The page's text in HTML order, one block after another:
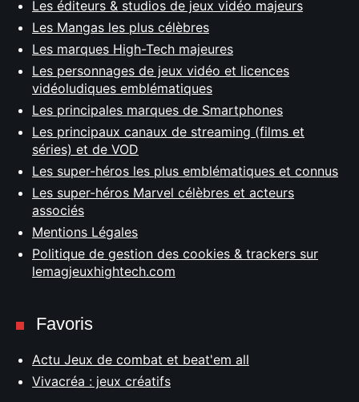
Les éditeurs & studios de jeux vidéo majeurs
Les Mangas les plus célèbres
Les marques High-Tech majeures
Les personnages de jeux vidéo et licences
vidéoludiques emblématiques
Les principales marques de Smartphones
Les principaux canaux de streaming (films et
séries) et de VOD
Les super-héros les plus emblématiques et connus
Les super-héros Marvel célèbres et acteurs
associés
Mentions Légales
Politique de gestion des cookies & trackers sur
lemagjeuxhightech.com
Favoris
Actu Jeux de combat et beat'em all
Vivacréa : jeux créatifs